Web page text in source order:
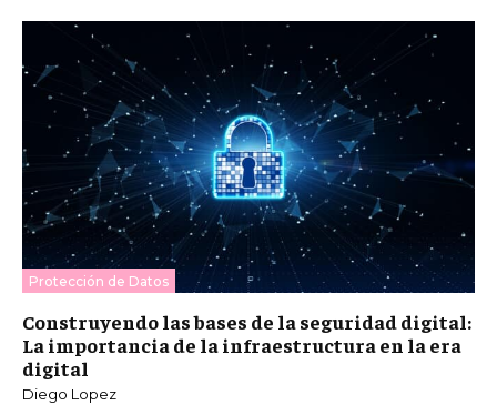
Protección de Datos
Construyendo las bases de la seguridad digital:
La importancia de la infraestructura en la era
digital
Diego Lopez